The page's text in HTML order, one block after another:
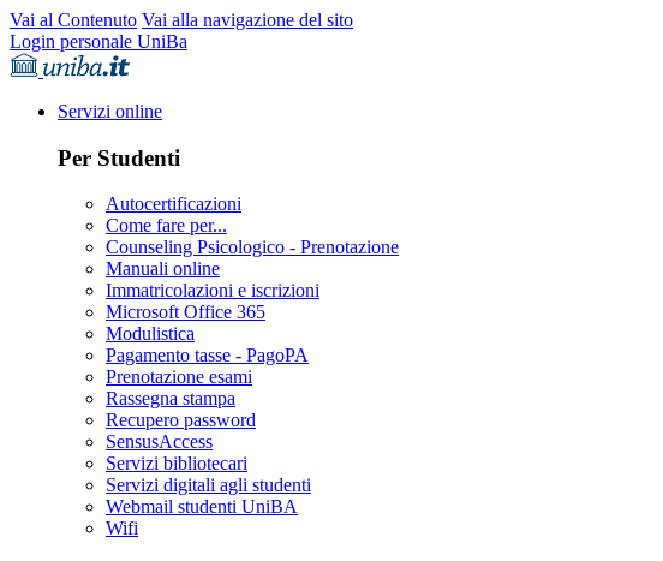
Vai al Contenuto Vai alla navigazione del sito
Login personale UniBa
Servizi online
Per Studenti
Autocertificazioni
Come fare per...
Counseling Psicologico - Prenotazione
Manuali online
Immatricolazioni e iscrizioni
Microsoft Office 365
Modulistica
Pagamento tasse - PagoPA
Prenotazione esami
Rassegna stampa
Recupero password
SensusAccess
Servizi bibliotecari
Servizi digitali agli studenti
Webmail studenti UniBA
Wifi